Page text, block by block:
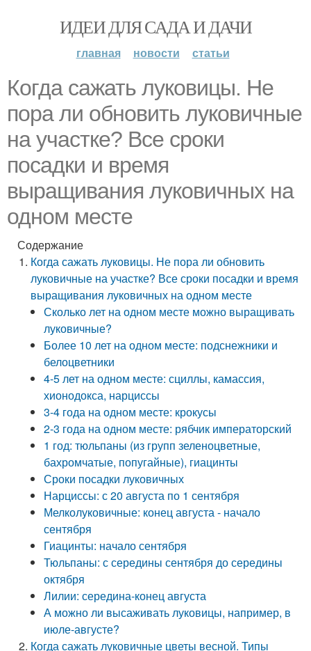
ИДЕИ ДЛЯ САДА И ДАЧИ
главная новости статьи
Когда сажать луковицы. Не
пора ли обновить луковичные
на участке? Все сроки
посадки и время
выращивания луковичных на
одном месте
Содержание
Когда сажать луковицы. Не пора ли обновить
луковичные на участке? Все сроки посадки и время
выращивания луковичных на одном месте
Сколько лет на одном месте можно выращивать
луковичные?
Более 10 лет на одном месте: подснежники и
белоцветники
4-5 лет на одном месте: сциллы, камассия,
хионодокса, нарциссы
3-4 года на одном месте: крокусы
2-3 года на одном месте: рябчик императорский
1 год: тюльпаны (из групп зеленоцветные,
бахромчатые, попугайные), гиацинты
Сроки посадки луковичных
Нарциссы: с 20 августа по 1 сентября
Мелколуковичные: конец августа - начало
сентября
Гиацинты: начало сентября
Тюльпаны: с середины сентября до середины
октября
Лилии: середина-конец августа
А можно ли высаживать луковицы, например, в
июле-августе?
Когда сажать луковичные цветы весной. Типы